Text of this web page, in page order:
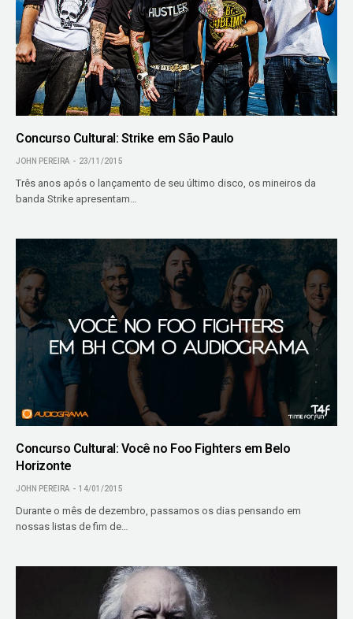
Concurso Cultural: Strike em São Paulo
JOHN PEREIRA 23/11/2015
Três anos após o lançamento de seu último disco, os mineiros da
banda Strike apresentam…
Concurso Cultural: Você no Foo Fighters em Belo
Horizonte
JOHN PEREIRA 14/01/2015
Durante o mês de dezembro, passamos os dias pensando em
nossas listas de fim de…